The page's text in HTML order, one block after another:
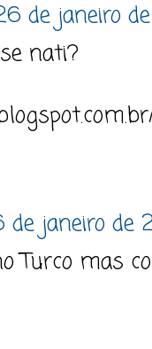
de janeiro
nati?
de janeiro de
Turco mas